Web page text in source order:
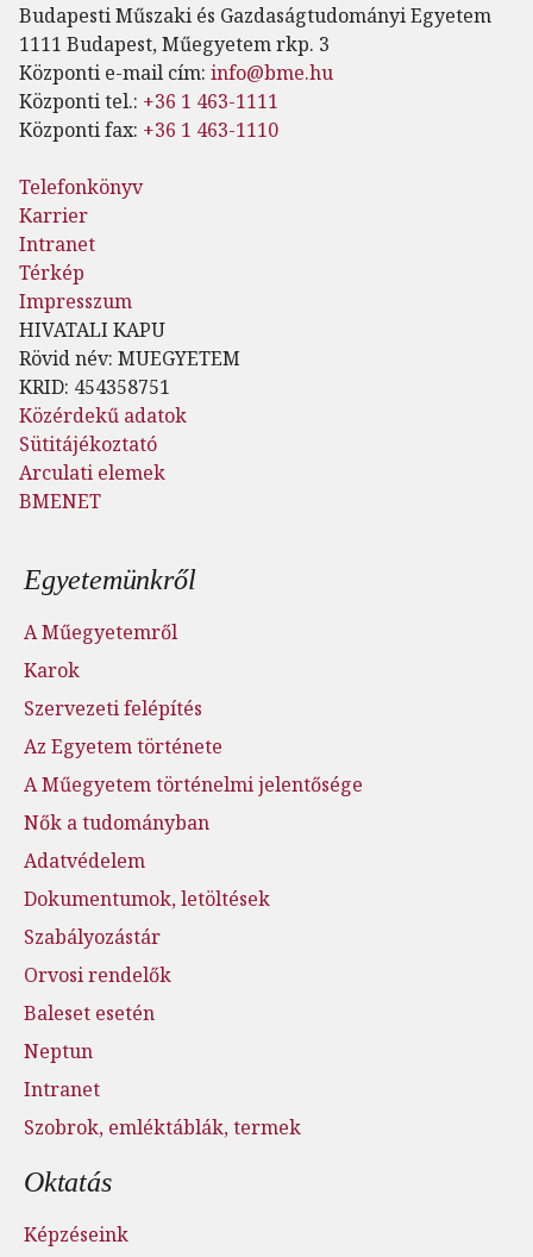
Budapesti Műszaki és Gazdaságtudományi Egyetem
1111 Budapest, Műegyetem rkp. 3
Központi e-mail cím: info@bme.hu
Központi tel.: +36 1 463-1111
Központi fax: +36 1 463-1110
Telefonkönyv
Karrier
Intranet
Térkép
Impresszum
HIVATALI KAPU
Rövid név: MUEGYETEM
KRID: 454358751
Közérdekű adatok
Sütitájékoztató
Arculati elemek
BMENET
Lábléc menü
Egyetemünkről
A Műegyetemről
Karok
Szervezeti felépítés
Az Egyetem története
A Műegyetem történelmi jelentősége
Nők a tudományban
Adatvédelem
Dokumentumok, letöltések
Szabályozástár
Orvosi rendelők
Baleset esetén
Neptun
Intranet
Szobrok, emléktáblák, termek
Oktatás
Képzéseink